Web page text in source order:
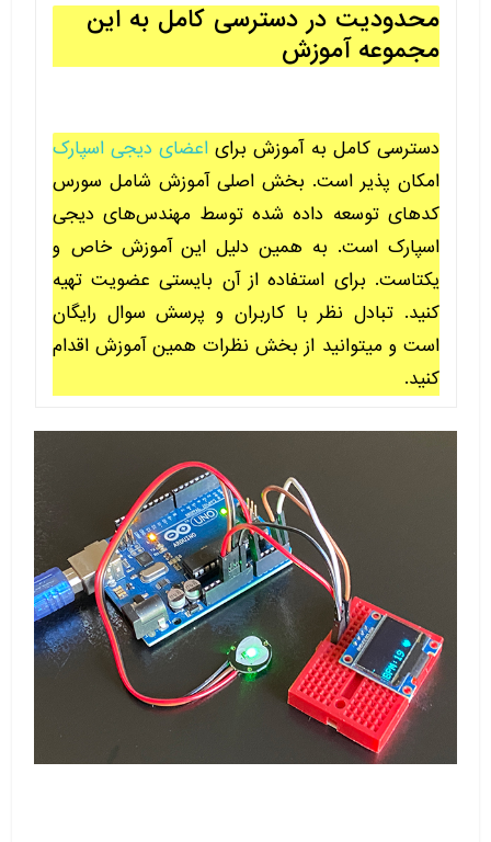
محدودیت در دسترسی کامل به این
مجموعه آموزش
دسترسی کامل به آموزش برای اعضای دیجی اسپارک
امکان پذیر است. بخش اصلی آموزش شامل سورس
کدهای توسعه داده شده توسط مهندس‌های دیجی
اسپارک است. به همین دلیل این آموزش خاص و
یکتاست. برای استفاده از آن بایستی عضویت تهیه
کنید. تبادل نظر با کاربران و پرسش سوال رایگان
است و میتوانید از بخش نظرات همین آموزش اقدام
کنید.